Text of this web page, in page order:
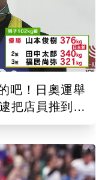
吧！日奧運舉
把店員推到骨